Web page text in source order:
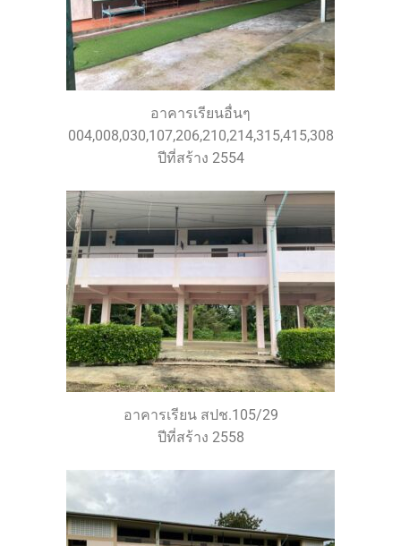
อาคารเรียนอื่นๆ
004,008,030,107,206,210,214,315,415,308
ปีที่สร้าง 2554
อาคารเรียน สปช.105/29
ปีที่สร้าง 2558